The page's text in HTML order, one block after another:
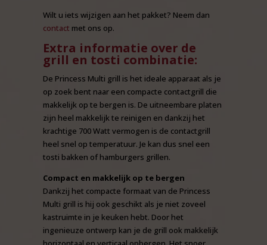
Wilt u iets wijzigen aan het pakket? Neem dan
contact met ons op.
Extra informatie over de
grill en tosti combinatie:
De Princess Multi grill is het ideale apparaat als je
op zoek bent naar een compacte contactgrill die
makkelijk op te bergen is. De uitneembare platen
zijn heel makkelijk te reinigen en dankzij het
krachtige 700 Watt vermogen is de contactgrill
heel snel op temperatuur. Je kan dus snel een
tosti bakken of hamburgers grillen.
Compact en makkelijk op te bergen
Dankzij het compacte formaat van de Princess
Multi grill is hij ook geschikt als je niet zoveel
kastruimte in je keuken hebt. Door het
ingenieuze ontwerp kan je de grill ook makkelijk